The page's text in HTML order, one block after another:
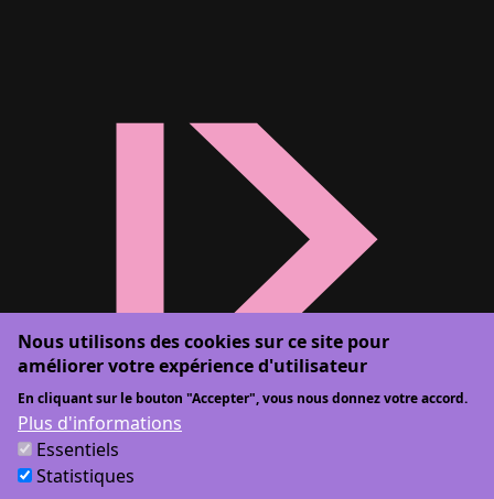
Nous utilisons des cookies sur ce site pour
améliorer votre expérience d'utilisateur
En cliquant sur le bouton "Accepter", vous nous donnez votre accord.
Plus d'informations
Essentiels
Statistiques